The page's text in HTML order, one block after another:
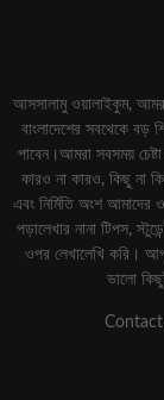
আসসালামু ওয়ালাইকুম,
বাংলাদেশের সবথেকে বড়
পাবেন।আমরা সবসময়
কারও না কারও, কিছু না
এবং নির্মিতি অংশ
পড়ালেখার নানা টিপস,
ওপর লেখালেখি করি।
ভালো